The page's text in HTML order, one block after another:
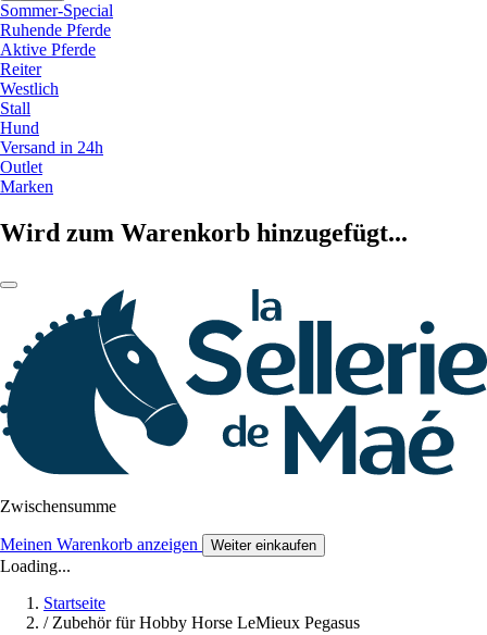
Sommer-Special
Ruhende Pferde
Aktive Pferde
Reiter
Westlich
Stall
Hund
Versand in 24h
Outlet
Marken
Wird zum Warenkorb hinzugefügt...
Zwischensumme
Meinen Warenkorb anzeigen Weiter einkaufen
Loading...
Startseite
/ Zubehör für Hobby Horse LeMieux Pegasus